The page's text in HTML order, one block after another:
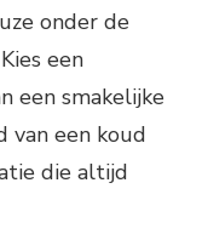
onder de
een
een smakelijke
van een koud
die altijd